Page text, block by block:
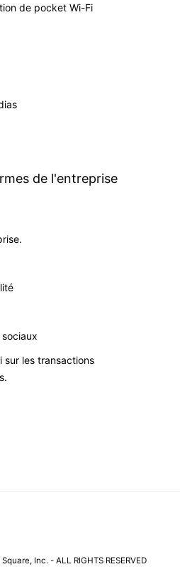
de pocket Wi-Fi
de l'entreprise
sur les transactions
Inc. - ALL RIGHTS RESERVED